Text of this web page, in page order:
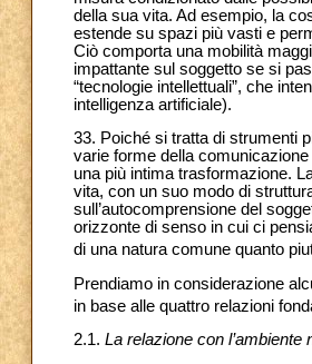
della sua vita. Ad esempio, la
estende su spazi più vasti e
Ciò comporta una mobilità
impattante sul soggetto se si
“tecnologie intellettuali”, che
intelligenza artificiale).
33. Poiché si tratta di strumenti
varie forme della
una più intima trasformazione.
vita, con un suo modo di
sull’autocomprensione del
orizzonte di senso in cui ci
di una natura comune quanto
Prendiamo in considerazione
in base alle quattro relazioni
2.1. La relazione con l’ambiente